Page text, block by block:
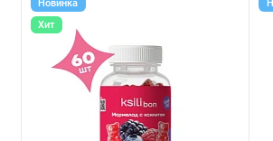
Новинка
Хит